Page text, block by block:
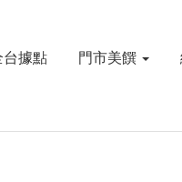
台據點 門市美饌